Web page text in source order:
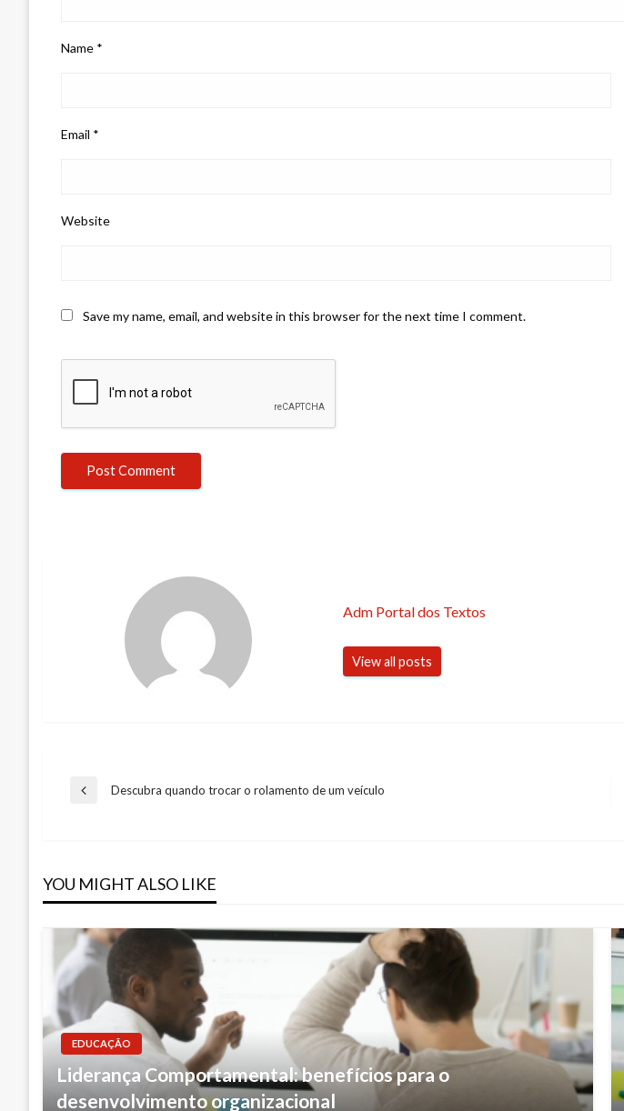
Name *
Email *
Website
Save my name, email, and website in this browser for the next time I comment.
Adm Portal dos Textos
View all posts
Post
Previous
Descubra quando trocar o rolamento de um veículo
YOU MIGHT ALSO LIKE
EDUCAÇÃO
Liderança Comportamental: benefícios para o
desenvolvimento organizacional